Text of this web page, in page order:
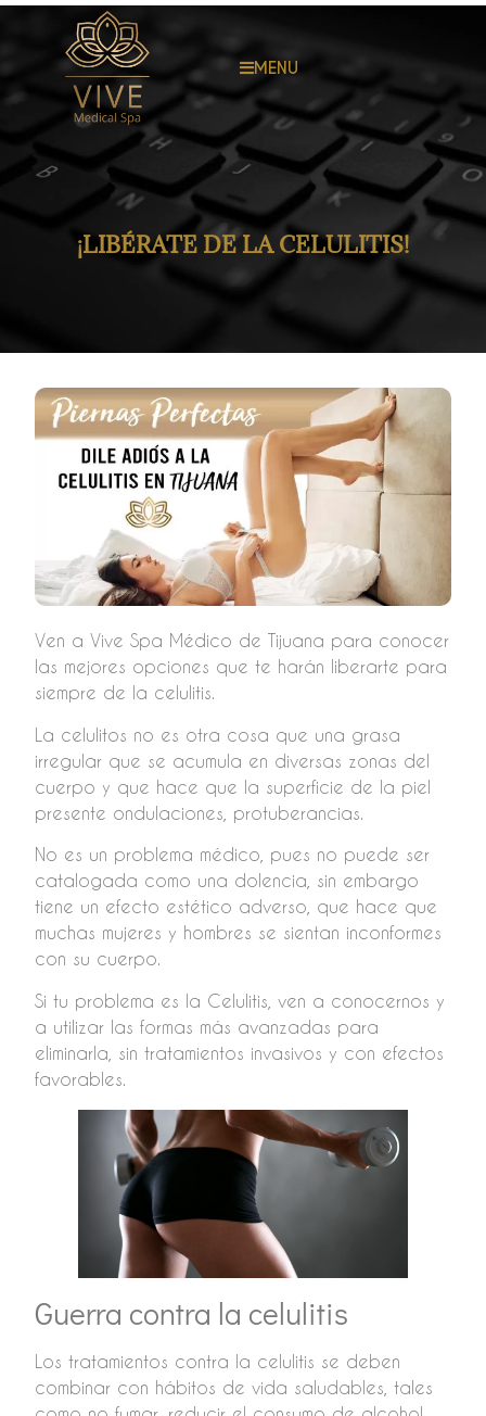
MENU
¡LIBÉRATE DE LA CELULITIS!
Ven a Vive Spa Médico de Tijuana para conocer
las mejores opciones que te harán liberarte para
siempre de la celulitis.
La celulitos no es otra cosa que una grasa
irregular que se acumula en diversas zonas del
cuerpo y que hace que la superficie de la piel
presente ondulaciones, protuberancias.
No es un problema médico, pues no puede ser
catalogada como una dolencia, sin embargo
tiene un efecto estético adverso, que hace que
muchas mujeres y hombres se sientan inconformes
con su cuerpo.
Si tu problema es la Celulitis, ven a conocernos y
a utilizar las formas más avanzadas para
eliminarla, sin tratamientos invasivos y con efectos
favorables.
Guerra contra la celulitis
Los tratamientos contra la celulitis se deben
combinar con hábitos de vida saludables, tales